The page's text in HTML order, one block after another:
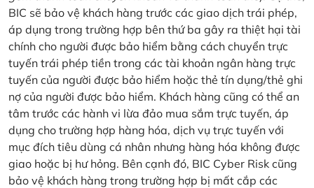
BIC sẽ bảo vệ khách hàng trước các giao dịch trái phép,
áp dụng trong trường hợp bên thứ ba gây ra thiệt hại tài
chính cho người được bảo hiểm bằng cách chuyển trực
tuyến trái phép tiền trong các tài khoản ngân hàng trực
tuyến của người được bảo hiểm hoặc thẻ tín dụng/thẻ ghi
nợ của người được bảo hiểm. Khách hàng cũng có thể an
tâm trước các hành vi lừa đảo mua sắm trực tuyến, áp
dụng cho trường hợp hàng hóa, dịch vụ trực tuyến với
mục đích tiêu dùng cá nhân nhưng hàng hóa không được
giao hoặc bị hư hỏng. Bên cạnh đó, BIC Cyber Risk cũng
bảo vệ khách hàng trong trường hợp bị mất cắp các